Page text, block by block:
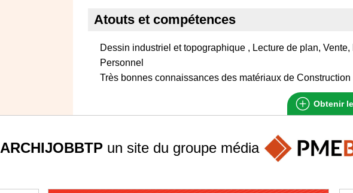
Atouts et compétences
Dessin industriel et topographique , Lecture de plan,
Personnel
Très bonnes connaissances des matériaux de Construction
Obtenir
ARCHIJOBBTPun site du groupe média